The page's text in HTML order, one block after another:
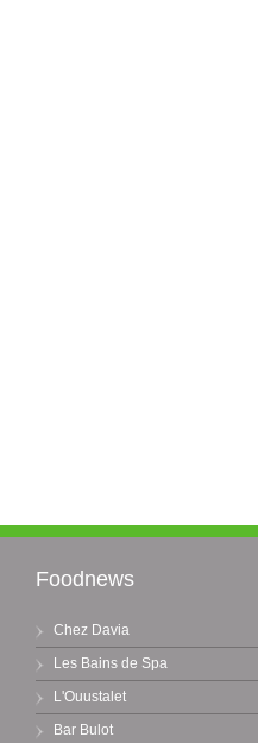
Foodnews
Chez Davia
Les Bains de Spa
L'Ouustalet
Bar Bulot